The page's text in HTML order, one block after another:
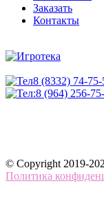
Заказать
Контакты
8 (8332) 74-75-
8 (964) 256-
© Copyright 2019-
Политика